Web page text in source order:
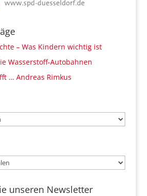
– Was Kindern wichtig ist
Wasserstoff-Autobahnen
… Andreas Rimkus
unseren Newsletter